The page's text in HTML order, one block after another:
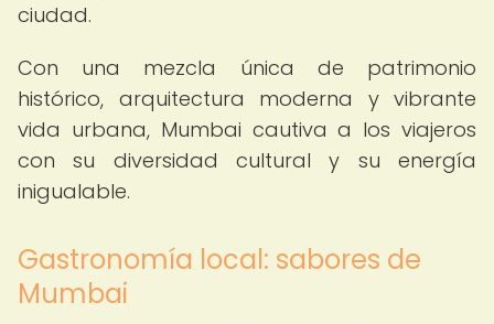
ciudad.
Con una mezcla única de patrimonio
histórico, arquitectura moderna y vibrante
vida urbana, Mumbai cautiva a los viajeros
con su diversidad cultural y su energía
inigualable.
Gastronomía local: sabores de
Mumbai